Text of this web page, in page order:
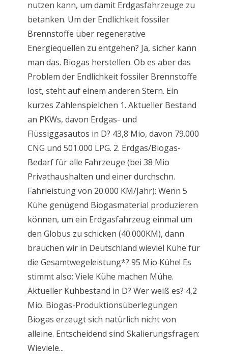
nutzen kann, um damit Erdgasfahrzeuge zu
betanken. Um der Endlichkeit fossiler
Brennstoffe über regenerative
Energiequellen zu entgehen? Ja, sicher kann
man das. Biogas herstellen. Ob es aber das
Problem der Endlichkeit fossiler Brennstoffe
löst, steht auf einem anderen Stern. Ein
kurzes Zahlenspielchen 1. Aktueller Bestand
an PKWs, davon Erdgas- und
Flüssiggasautos in D? 43,8 Mio, davon 79.000
CNG und 501.000 LPG. 2. Erdgas/Biogas-
Bedarf für alle Fahrzeuge (bei 38 Mio
Privathaushalten und einer durchschn.
Fahrleistung von 20.000 KM/Jahr): Wenn 5
Kühe genügend Biogasmaterial produzieren
können, um ein Erdgasfahrzeug einmal um
den Globus zu schicken (40.000KM), dann
brauchen wir in Deutschland wieviel Kühe für
die Gesamtwegeleistung*? 95 Mio Kühe! Es
stimmt also: Viele Kühe machen Mühe.
Aktueller Kuhbestand in D? Wer weiß es? 4,2
Mio. Biogas-Produktionsüberlegungen
Biogas erzeugt sich natürlich nicht von
alleine. Entscheidend sind Skalierungsfragen:
Wieviele...